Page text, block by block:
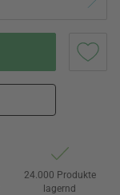
24.000 Produkte
lagernd